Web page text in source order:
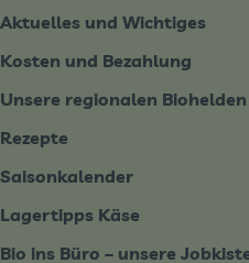
Aktuelles und Wichtiges
Kosten und Bezahlung
Unsere regionalen Biohelden
Rezepte
Saisonkalender
Lagertipps Käse
Bio ins Büro – unsere